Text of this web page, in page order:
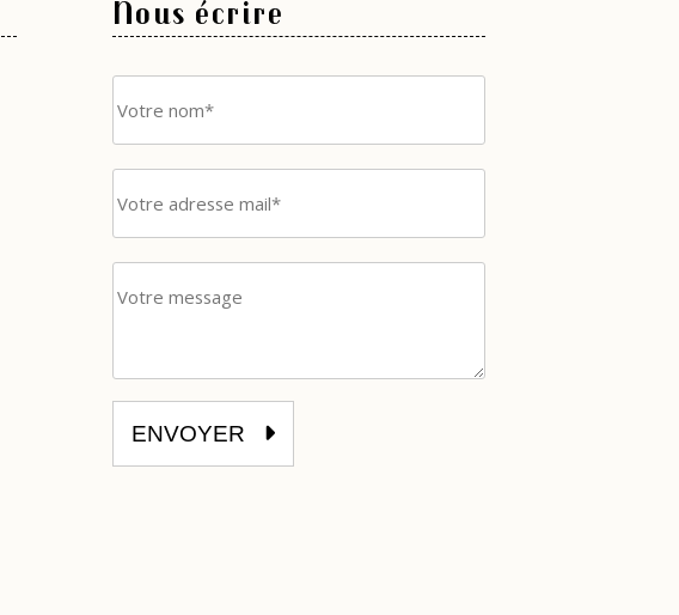
Nous écrire
ENVOYER